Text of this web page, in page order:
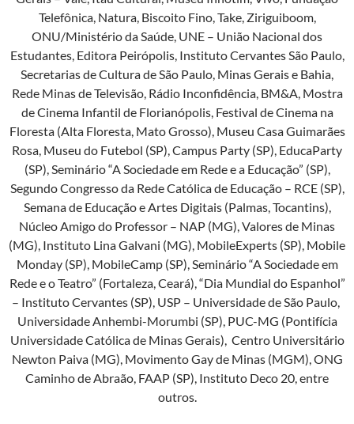
Telefônica, Natura, Biscoito Fino, Take, Ziriguiboom,
ONU/Ministério da Saúde, UNE – União Nacional dos
Estudantes, Editora Peirópolis, Instituto Cervantes São Paulo,
Secretarias de Cultura de São Paulo, Minas Gerais e Bahia,
Rede Minas de Televisão, Rádio Inconfidência, BM&A, Mostra
de Cinema Infantil de Florianópolis, Festival de Cinema na
Floresta (Alta Floresta, Mato Grosso), Museu Casa Guimarães
Rosa, Museu do Futebol (SP), Campus Party (SP), EducaParty
(SP), Seminário “A Sociedade em Rede e a Educação” (SP),
Segundo Congresso da Rede Católica de Educação – RCE (SP),
Semana de Educação e Artes Digitais (Palmas, Tocantins),
Núcleo Amigo do Professor – NAP (MG), Valores de Minas
(MG), Instituto Lina Galvani (MG), MobileExperts (SP), Mobile
Monday (SP), MobileCamp (SP), Seminário “A Sociedade em
Rede e o Teatro” (Fortaleza, Ceará), “Dia Mundial do Espanhol”
– Instituto Cervantes (SP), USP – Universidade de São Paulo,
Universidade Anhembi-Morumbi (SP), PUC-MG (Pontifícia
Universidade Católica de Minas Gerais), Centro Universitário
Newton Paiva (MG), Movimento Gay de Minas (MGM), ONG
Caminho de Abraão, FAAP (SP), Instituto Deco 20, entre
outros.